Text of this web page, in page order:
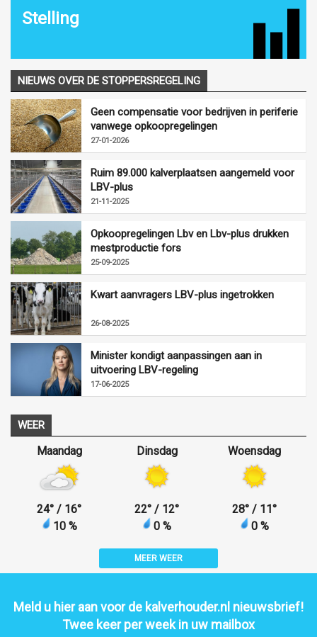
Stelling
NIEUWS OVER DE STOPPERSREGELING
Geen compensatie voor bedrijven in periferie
vanwege opkoopregelingen
27-01-2026
Ruim 89.000 kalverplaatsen aangemeld voor
LBV-plus
21-11-2025
Opkoopregelingen Lbv en Lbv-plus drukken
mestproductie fors
25-09-2025
Kwart aanvragers LBV-plus ingetrokken
26-08-2025
Minister kondigt aanpassingen aan in
uitvoering LBV-regeling
17-06-2025
WEER
Maandag
24° / 16°
10 %
Dinsdag
22° / 12°
0 %
Woensdag
28° / 11°
0 %
MEER WEER
Meld u hier aan voor de kalverhouder.nl nieuwsbrief!
Twee keer per week in uw mailbox